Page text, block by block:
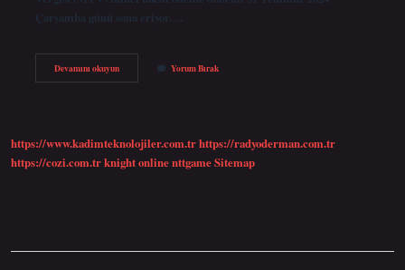
Çarşamba günü sona eriyor.…
Devamını okuyunMotorlu
Taşıtlar
Yorum Bırak
https://www.kadimteknolojiler.com.trhttps://radyoderman.com.tr
https://cozi.com.trknight onlinenttgameSitemap